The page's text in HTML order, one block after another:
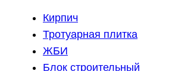
Кирпич
Тротуарная плитка
ЖБИ
Блок строительный